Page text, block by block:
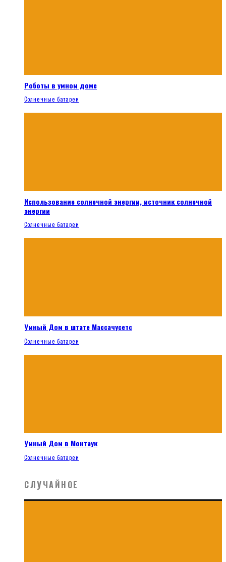
Роботы в умном доме
Солнечные батареи
Использование солнечной энергии, источник солнечной
энергии
Солнечные батареи
Умный Дом в штате Массачусетс
Солнечные батареи
Умный Дом в Монтаук
Солнечные батареи
СЛУЧАЙНОЕ